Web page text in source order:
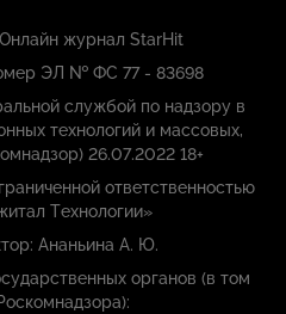
журнал StarHit
ЭЛ № ФС 77 - 83698
службой по надзору в
технологий и массовых,
26.07.2022 18+
ответственностью
Технологии»
Ананьина А. Ю.
органов (в том